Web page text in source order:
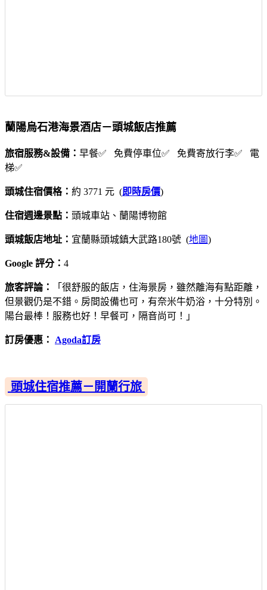
蘭陽烏石港海景酒店－頭城飯店推薦
旅宿服務&設備： 早餐✅ 免費停車位✅ 免費寄放行李✅ 電
梯✅
頭城住宿價格： 約 3771 元 (即時房價)
住宿週邊景點： 頭城車站、蘭陽博物館
頭城飯店地址： 宜蘭縣頭城鎮大武路180號 (地圖)
Google 評分： 4
旅客評論：
「很舒服的飯店，住海景房，雖然離海有點距離，
但景觀仍是不錯。房間設備也可，有奈米牛奶浴，十分特別。
陽台最棒！服務也好！早餐可，隔音尚可！」
訂房優惠： Agoda訂房
頭城住宿推薦－開蘭行旅